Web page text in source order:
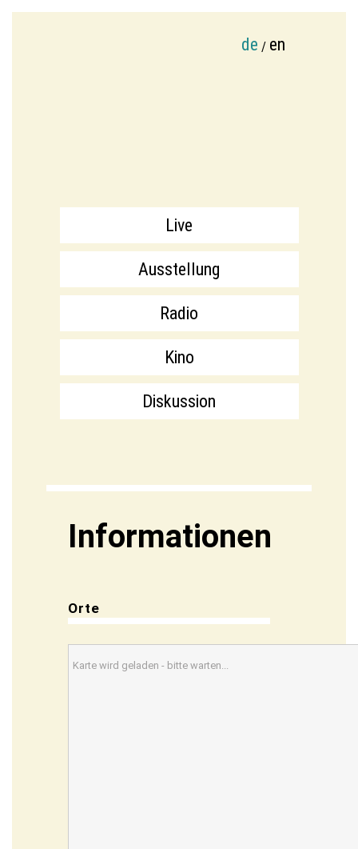
Live
Ausstellung
Radio
Kino
Diskussion
de / en
Informationen
Orte
Karte wird geladen - bitte warten...